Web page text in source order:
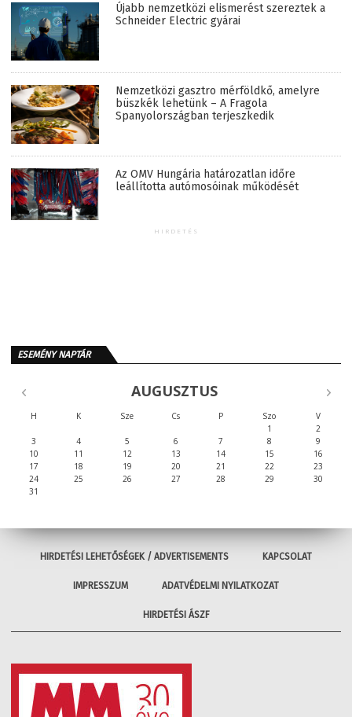
Újabb nemzetközi elismerést szereztek a
Schneider Electric gyárai
Nemzetközi gasztro mérföldkő, amelyre
büszkék lehetünk – A Fragola
Spanyolországban terjeszkedik
Az OMV Hungária határozatlan időre
leállította autómosóinak működését
HIRDETÉS
ESEMÉNY NAPTÁR
AUGUSZTUS
H K Sze Cs P Szo
V
1
2
3
4 5 6 7 8
9
10
11 12 13 14 15
16
17
18 19 20 21 22
23
24
25 26 27 28 29
30
31
HIRDETÉSI LEHETŐSÉGEK / ADVERTISEMENTS KAPCSOLAT
IMPRESSZUM ADATVÉDELMI NYILATKOZAT
HIRDETÉSI ÁSZF